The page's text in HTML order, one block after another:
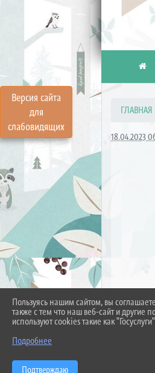
Версия сайта
для
слабовидящих
ГЛАВНАЯ
18.04.2023
Пользуясь нашим сайтом, вы
также с тем что наш веб-сайт и другие
используют cookies такие как
Подробнее
Подтверждаю